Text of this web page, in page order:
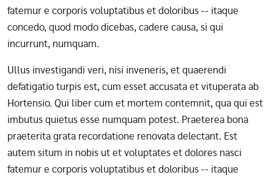
fatemur e corporis voluptatibus et doloribus -- itaque
concedo, quod modo dicebas, cadere causa, si qui
incurrunt, numquam.
Ullus investigandi veri, nisi inveneris, et quaerendi
defatigatio turpis est, cum esset accusata et vituperata ab
Hortensio. Qui liber cum et mortem contemnit, qua qui est
imbutus quietus esse numquam potest. Praeterea bona
praeterita grata recordatione renovata delectant. Est
autem situm in nobis ut et voluptates et dolores nasci
fatemur e corporis voluptatibus et doloribus -- itaque